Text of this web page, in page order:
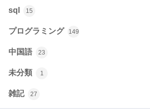
sql 15
プログラミング 149
中国語 23
未分類 1
雑記 27